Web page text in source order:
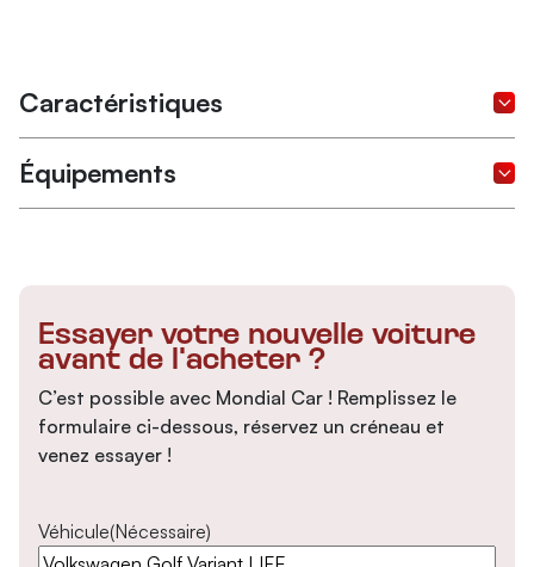
Caractéristiques
Équipements
Essayer votre nouvelle voiture
avant de l'acheter ?
C’est possible avec Mondial Car ! Remplissez le
formulaire ci-dessous, réservez un créneau et
venez essayer !
Véhicule(Nécessaire)